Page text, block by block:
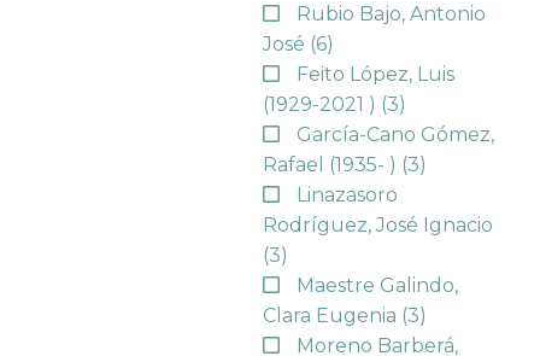
Rubio Bajo, Antonio
José (6)
Feito López, Luis
(1929-2021 ) (3)
García-Cano Gómez,
Rafael (1935- ) (3)
Linazasoro
Rodríguez, José Ignacio
(3)
Maestre Galindo,
Clara Eugenia (3)
Moreno Barberá,